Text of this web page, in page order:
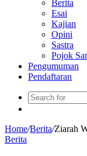
Berita
Esai
Kajian
Opini
Sastra
Pojok
Pengumuman
Pendaftaran
Home/Berita/Ziarah
Berita